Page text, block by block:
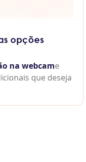
opções
na webcame
que deseja